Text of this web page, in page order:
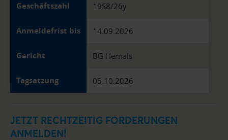
Geschäftszahl 19S8/26y
Anmeldefrist bis 14.09.2026
Gericht BG Hernals
Tagsatzung 05.10.2026
JETZT RECHTZEITIG FORDERUNGEN
ANMELDEN!